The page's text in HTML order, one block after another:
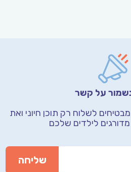
על קשר
לשלוח רק תוכן חיוני ואת
לילדים שלכם